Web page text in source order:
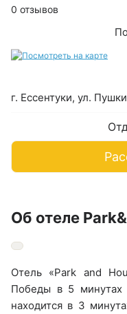
г. Ессентуки, ул.
0 отзывов
Об отеле
Отель «Park and
Победы в 5 минутах
находится в 3